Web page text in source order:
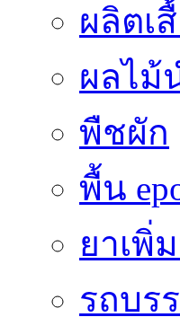
ผลิตเ
ผลไม้
พืชผัก
พื้น
ยาเพิ่
รถบร